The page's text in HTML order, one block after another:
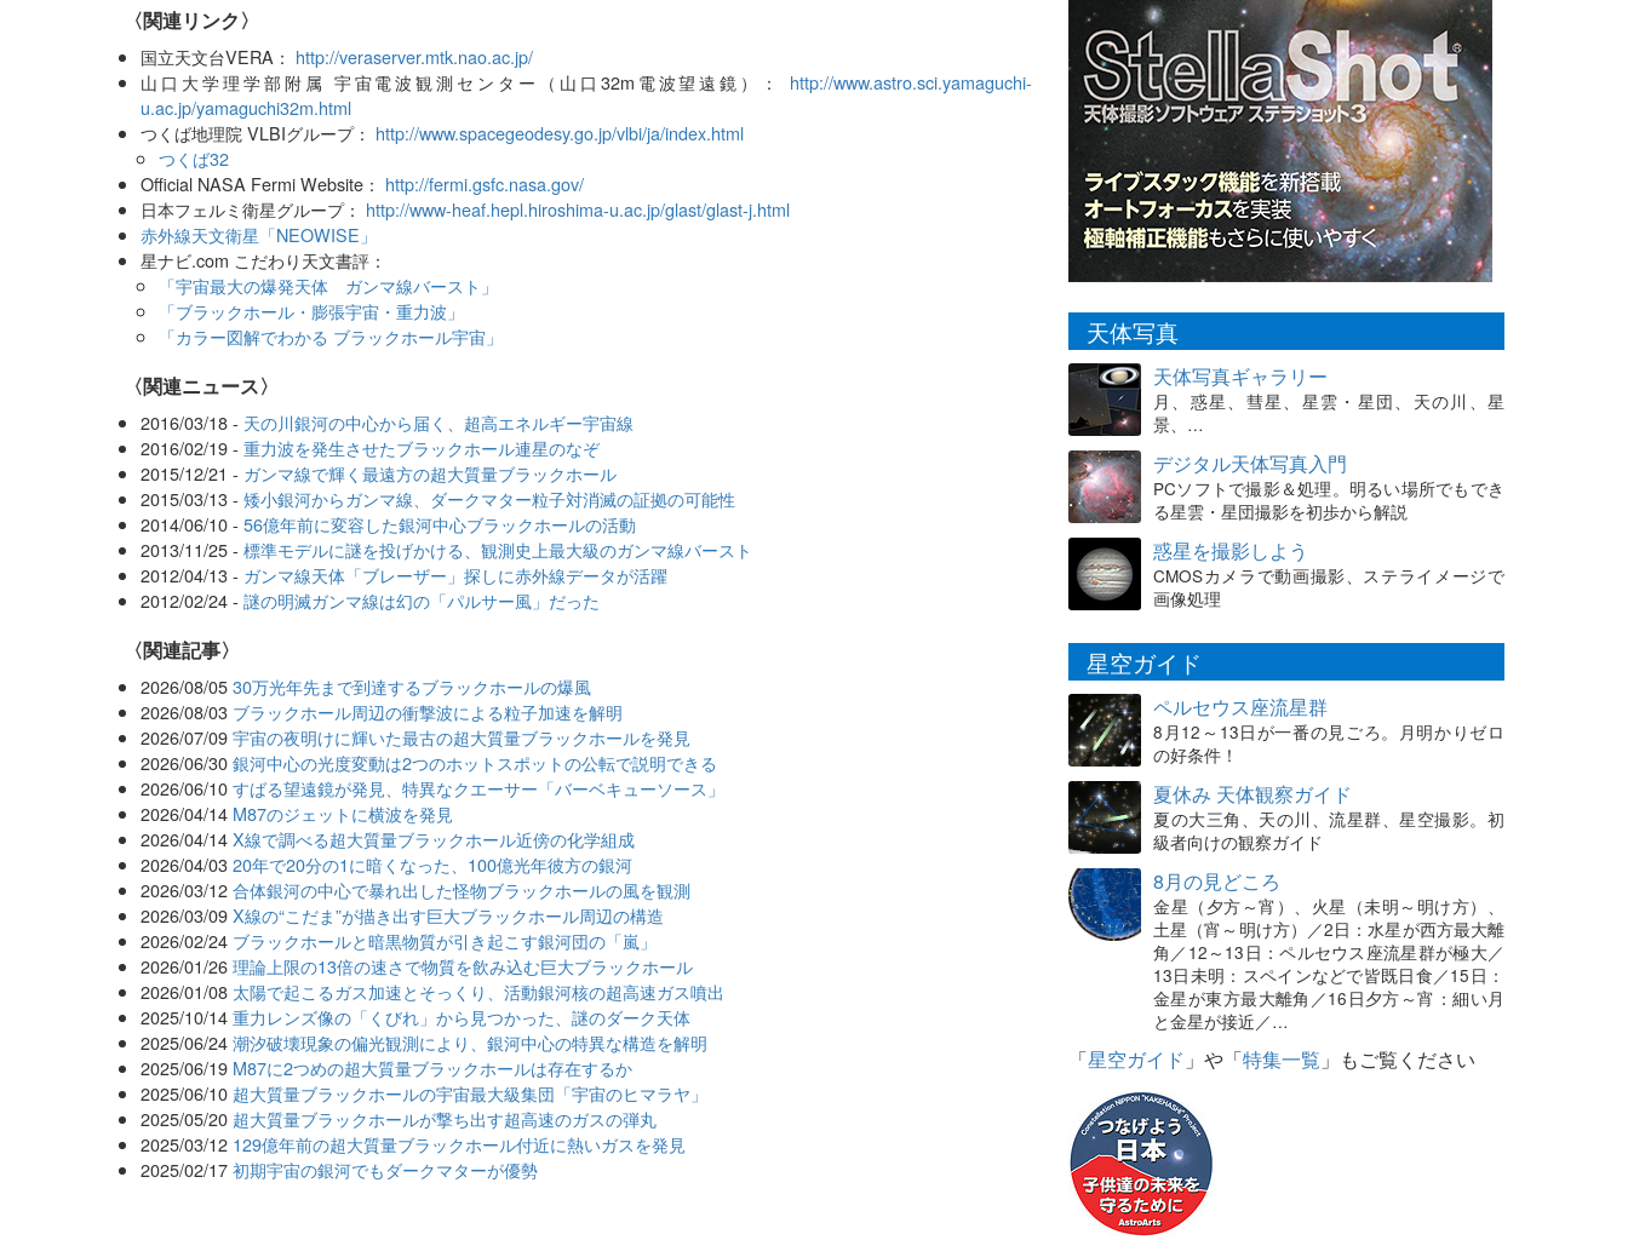
〈関連リンク〉
国立天文台VERA： http://veraserver.mtk.nao.ac.jp/
山口大学理学部附属 宇宙電波観測センター（山口32m電波望遠鏡）： http://www.astro.sci.yamaguchi-
u.ac.jp/yamaguchi32m.html
つくば地理院 VLBIグループ： http://www.spacegeodesy.go.jp/vlbi/ja/index.html
つくば32
Official NASA Fermi Website： http://fermi.gsfc.nasa.gov/
日本フェルミ衛星グループ： http://www-heaf.hepl.hiroshima-u.ac.jp/glast/glast-j.html
赤外線天文衛星「NEOWISE」
星ナビ.com こだわり天文書評：
「宇宙最大の爆発天体 ガンマ線バースト」
「ブラックホール・膨張宇宙・重力波」
「カラー図解でわかる ブラックホール宇宙」
〈関連ニュース〉
2016/03/18 - 天の川銀河の中心から届く、超高エネルギー宇宙線
2016/02/19 -重力波を発生させたブラックホール連星のなぞ
2015/12/21 - ガンマ線で輝く最遠方の超大質量ブラックホール
2015/03/13 -矮小銀河からガンマ線、ダークマター粒子対消滅の証拠の可能性
2014/06/10 -56億年前に変容した銀河中心ブラックホールの活動
2013/11/25 -標準モデルに謎を投げかける、観測史上最大級のガンマ線バースト
2012/04/13 - ガンマ線天体「ブレーザー」探しに赤外線データが活躍
2012/02/24 -謎の明滅ガンマ線は幻の「パルサー風」だった
関連記事
2026/08/05 30万光年先まで到達するブラックホールの爆風
2026/08/03 ブラックホール周辺の衝撃波による粒子加速を解明
2026/07/09 宇宙の夜明けに輝いた最古の超大質量ブラックホールを発見
2026/06/30 銀河中心の光度変動は2つのホットスポットの公転で説明できる
2026/06/10 すばる望遠鏡が発見、特異なクエーサー「バーベキューソース」
2026/04/14 M87のジェットに横波を発見
2026/04/14 X線で調べる超大質量ブラックホール近傍の化学組成
2026/04/03 20年で20分の1に暗くなった、100億光年彼方の銀河
2026/03/12 合体銀河の中心で暴れ出した怪物ブラックホールの風を観測
2026/03/09 X線の“こだま”が描き出す巨大ブラックホール周辺の構造
2026/02/24 ブラックホールと暗黒物質が引き起こす銀河団の「嵐」
2026/01/26 理論上限の13倍の速さで物質を飲み込む巨大ブラックホール
2026/01/08 太陽で起こるガス加速とそっくり、活動銀河核の超高速ガス噴出
2025/10/14 重力レンズ像の「くびれ」から見つかった、謎のダーク天体
2025/06/24 潮汐破壊現象の偏光観測により、銀河中心の特異な構造を解明
2025/06/19 M87に2つめの超大質量ブラックホールは存在するか
2025/06/10 超大質量ブラックホールの宇宙最大級集団「宇宙のヒマラヤ」
2025/05/20 超大質量ブラックホールが撃ち出す超高速のガスの弾丸
2025/03/12 129億年前の超大質量ブラックホール付近に熱いガスを発見
2025/02/17 初期宇宙の銀河でもダークマターが優勢
天体写真
天体写真ギャラリー
月、惑星、彗星、星雲・星団、天の川、星
景、…
デジタル天体写真入門
PCソフトで撮影＆処理。明るい場所でもでき
る星雲・星団撮影を初歩から解説
惑星を撮影しよう
CMOSカメラで動画撮影、ステライメージで
画像処理
星空ガイド
ペルセウス座流星群
8月12～13日が一番の見ごろ。月明かりゼロ
の好条件！
夏休み 天体観察ガイド
夏の大三角、天の川、流星群、星空撮影。初
級者向けの観察ガイド
8月の見どころ
金星（夕方～宵）、火星（未明～明け方）、
土星（宵～明け方）／2日：水星が西方最大離
角／12～13日：ペルセウス座流星群が極大／
13日未明：スペインなどで皆既日食／15日：
金星が東方最大離角／16日夕方～宵：細い月
と金星が接近／…
「星空ガイド 」や「特集一覧 」もご覧ください